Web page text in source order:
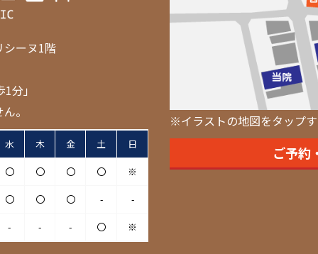
シーヌ1階
分」
。
水 木 金 土 日
〇 〇 〇 〇 ※
〇 〇 〇 - -
- - - 〇 ※
※イラストの地図をタップ
ご予約